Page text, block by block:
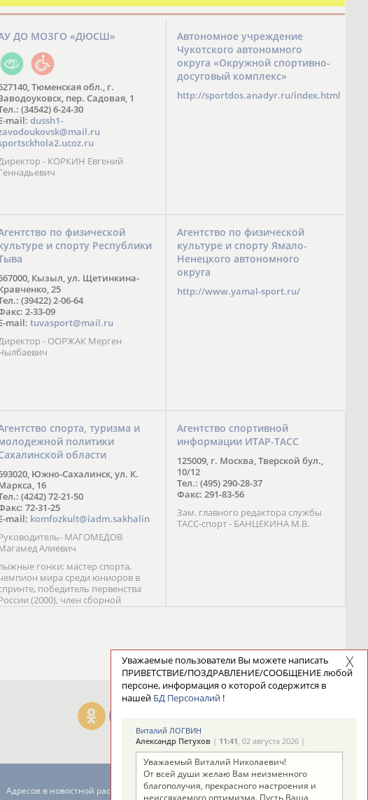
ДО МОЗГО «ДЮСШ»
Тюменская обл., г.
пер. Садовая, 1
(34542) 6-24-30
mail: dussh1-
- КОРКИН Евгений
Автономное учреждение
Чукотского автономного
округа «Окружной спортивно-
досуговый комплекс»
http://sportdos.anadyr.ru/index.html
по физической
и спорту Республики
Кызыл, ул. Щетинкина-
25
(39422) 2-06-64
2-33-09
mail: tuvasport@mail.ru
- ООРЖАК Мерген
Агентство по физической
культуре и спорту Ямало-
Ненецкого автономного
округа
http://www.yamal-sport.ru/
спорта, туризма и
политики
области
Южно-Сахалинск, ул. К.
16
(4242) 72-21-50
72-31-25
mail: komfozkult@iadm.sakhalin
МАГОМЕДОВ
Алиевич
гонки: мастер спорта,
мира среди юниоров в
победитель первенства
(2000), член сборной
России С. Новиков;
Кубка России (1999) В. Разницын;
первенств России (1999, 2000), член
юниорской сборной команды
Агентство спортивной
информации ИТАР-ТАСС
125009, г. Москва, Тверской бул.,
10/12
Тел.: (495) 290-28-37
Факс: 291-83-56
Зам. главного редактора службы
ТАСС-спорт - БАНЦЕКИНА М.В.
Адресов в новостной рассылке: 996
Уважаемые пользователи Вы можете написать
ПРИВЕТСТВИЕ/ПОЗДРАВЛЕНИЕ/СООБЩЕНИЕ любой
персоне, информация о которой содержится в
нашей БД Персоналий !
Виталий ЛОГВИН
Александр Петухов | 11:41, 02 августа 2026 |
Уважаемый Виталий Николаевич!
От всей души желаю Вам неизменного
благополучия, прекрасного настроения и
неиссякаемого оптимизма. Пусть Ваша